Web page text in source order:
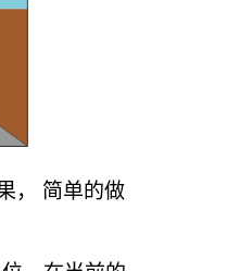
， 简单的做